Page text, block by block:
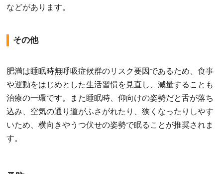
などがあります。
その他
肥満は睡眠時無呼吸症候群のリスク要因であるため、食事
や運動をはじめとした生活習慣を見直し、減量することも
治療の一環です。また睡眠時、仰向けの姿勢だと舌が落ち
込み、空気の通り道がふさがれたり、狭くなったりしやす
いため、横向きやうつ伏せの姿勢で眠ることが推奨されま
す。